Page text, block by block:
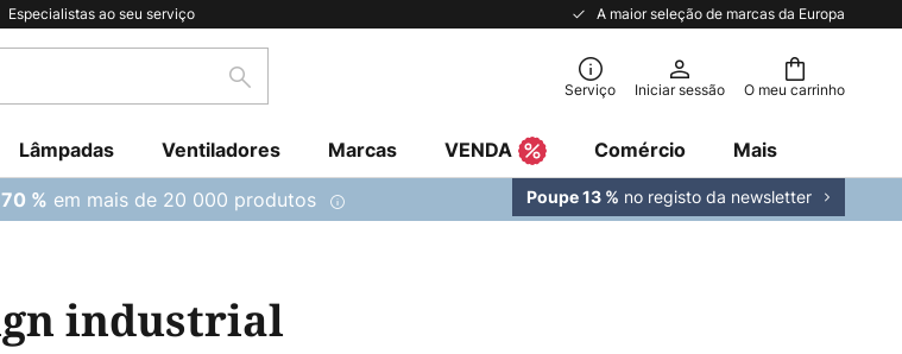
Especialistas ao seu serviço A maior seleção de marcas da Europa
O meu carrinho
Pesquisar Serviço Iniciar sessão
Lâmpadas Ventiladores Marcas VENDA Comércio Mais
% em mais de 20 000 produtos Poupe 13 % no registo da newsletter
industrial